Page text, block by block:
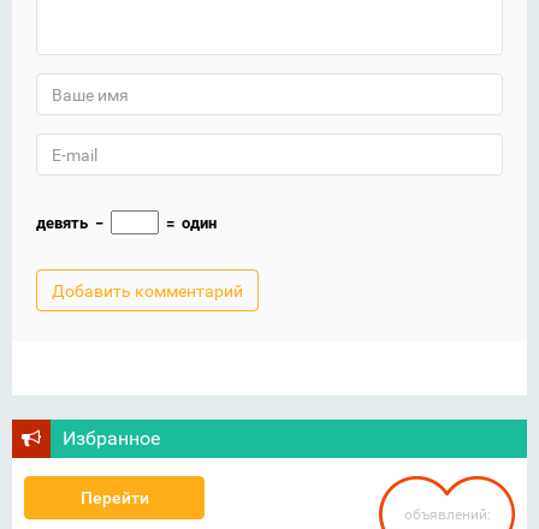
девять − = один
Избранное
Перейти
объявлений: